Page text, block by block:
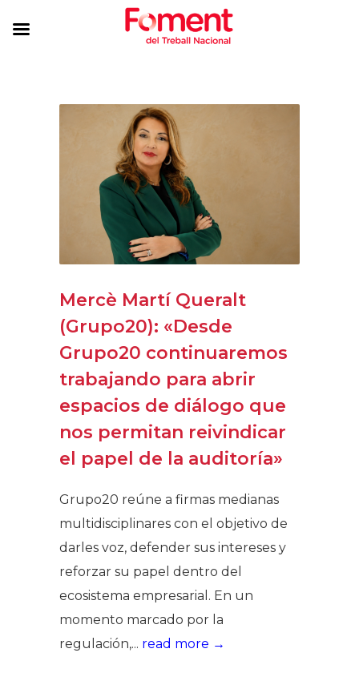
Mercè Martí Queralt
(Grupo20): «Desde
Grupo20 continuaremos
trabajando para abrir
espacios de diálogo que
nos permitan reivindicar
el papel de la auditoría»
Grupo20 reúne a firmas medianas
multidisciplinares con el objetivo de
darles voz, defender sus intereses y
reforzar su papel dentro del
ecosistema empresarial. En un
momento marcado por la
regulación,... read more →